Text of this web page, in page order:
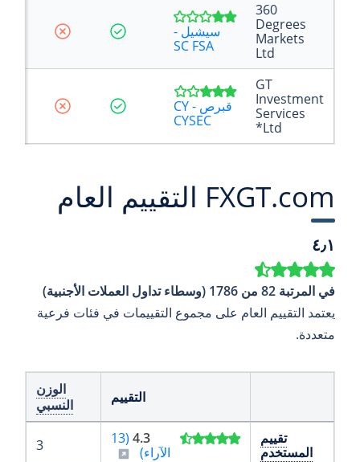
360
Degrees
Markets
Ltd
سيشيل -
SC FSA
GT
Investment
Services
Ltd*
قبرص - CY
CYSEC
FXGT.com التقييم العام
٤٫١
في المرتبة 82 من 1786 (وسطاء تداول العملات الأجنبية)
يعتمد التقييم العام على مجموع التقييمات في فئات فرعية
متعددة.
التقييم
الوزن
النسبي
تقييم
المستخدم
4.3
(13
الآراء)
3